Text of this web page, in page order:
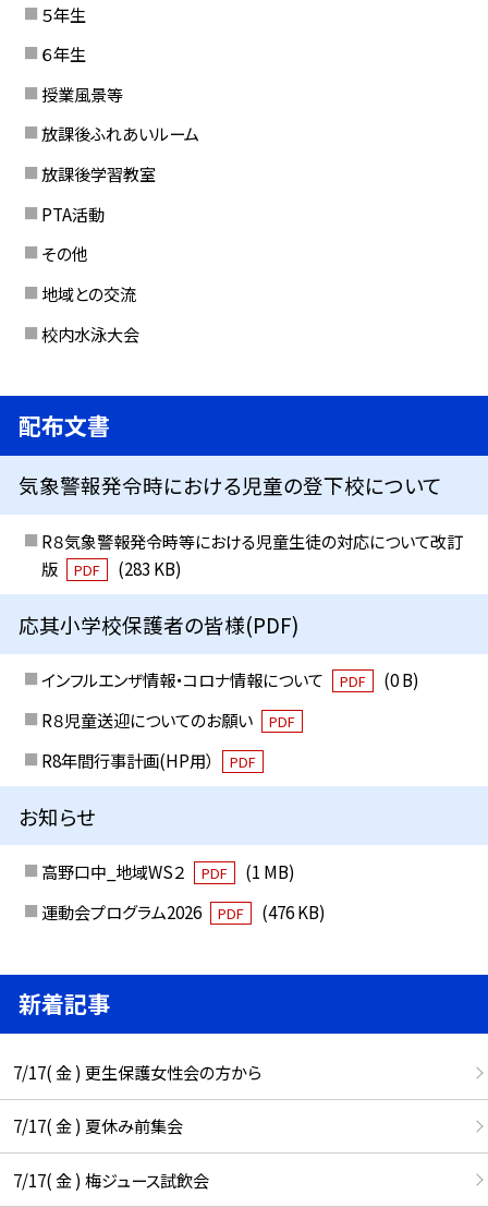
５年生
６年生
授業風景等
放課後ふれあいルーム
放課後学習教室
PTA活動
その他
地域との交流
校内水泳大会
配布文書
気象警報発令時における児童の登下校について
R８気象警報発令時等における児童生徒の対応について改訂
版
PDF (283 KB)
応其小学校保護者の皆様(PDF)
インフルエンザ情報・コロナ情報について PDF
(0 B)
R８児童送迎についてのお願い
PDF
R8年間行事計画(HP用） PDF
お知らせ
高野口中_地域WS２ PDF
(1 MB)
運動会プログラム2026
PDF (476 KB)
新着記事
7/17( 金 ) 更生保護女性会の方から
7/17( 金 ) 夏休み前集会
7/17( 金 ) 梅ジュース試飲会